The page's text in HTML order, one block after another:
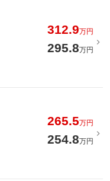
312.9万円
295.8万円
265.5万円
254.8万円